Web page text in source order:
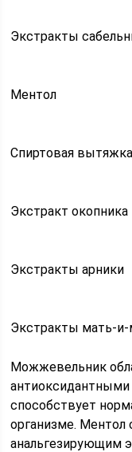
Экстракты
Ментол
Спиртовая
Экстракт окопника
Экстракты арники
Экстракты мать-и-
Можжевельник
способствует
организме.
анальгезирующим